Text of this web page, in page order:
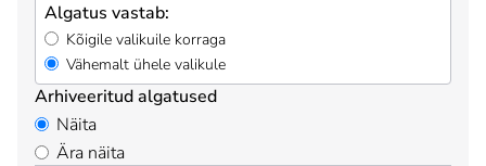
Algatus vastab:
Kõigile valikuile korraga
Vähemalt ühele valikule
Arhiveeritud algatused
Näita
Ära näita